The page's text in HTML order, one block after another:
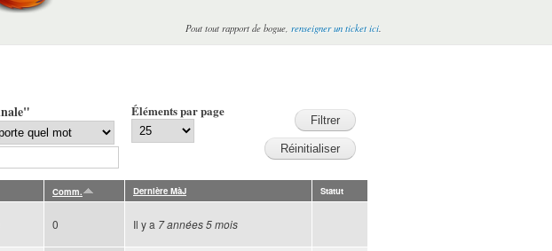
Pout tout rapport de bogue, renseigner un ticket ici.
Éléments par page
Comm. Dernière MàJ Statut
0 Il y a 7 années 5 mois